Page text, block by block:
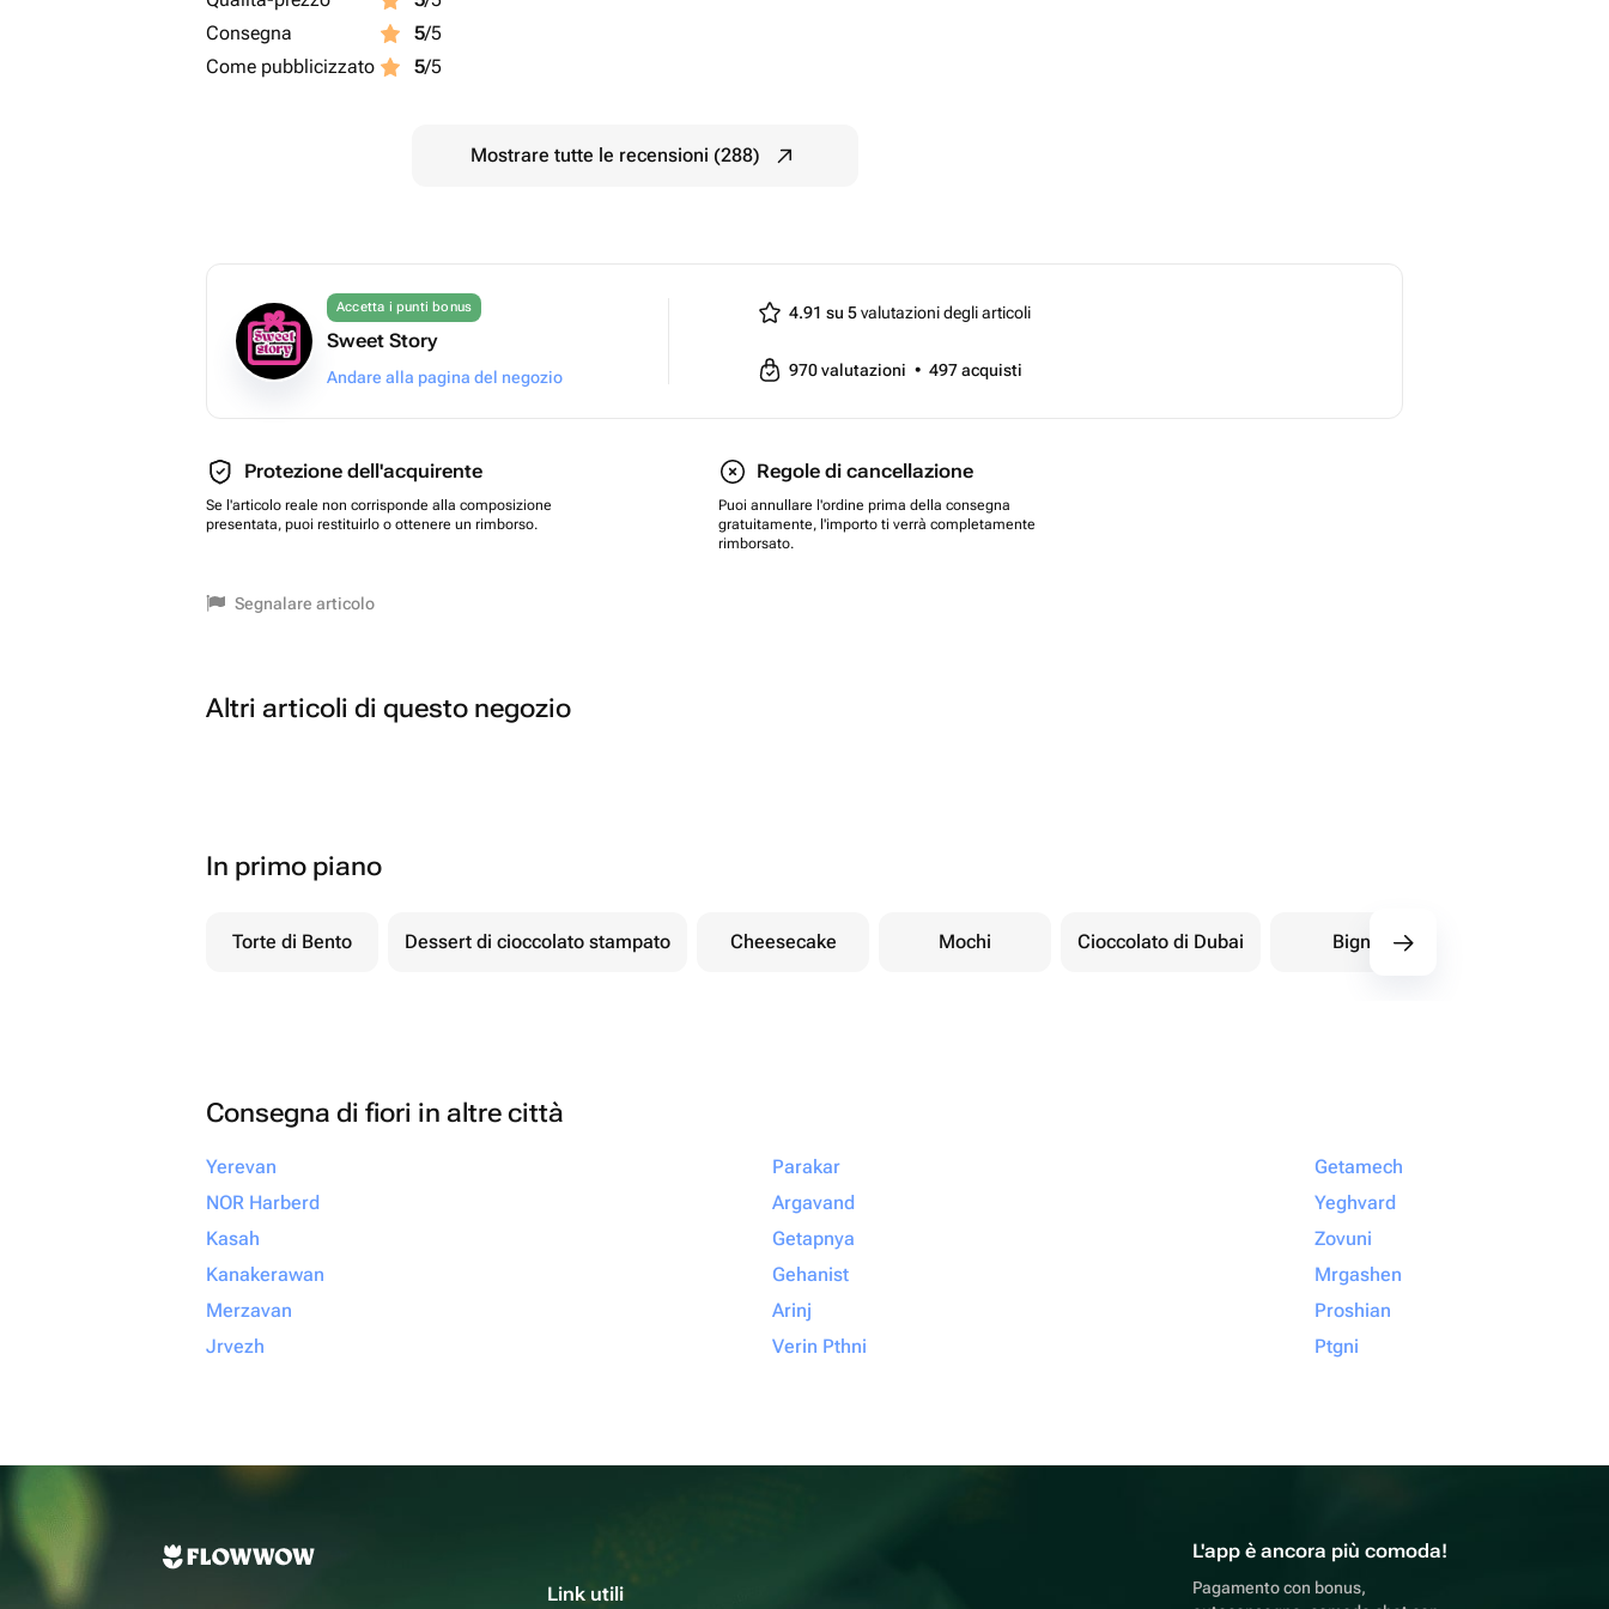
Consegna
5/5
Come pubblicizzato
5/5
Mostrare tutte le recensioni (288)
Accetta i punti bonus
Sweet Story
Andare alla pagina del negozio
4.91 su 5valutazioni degli articoli
970valutazioni • 497acquisti
Protezione dell'acquirente
Se l'articolo reale non corrisponde alla composizione
presentata, puoi restituirlo o ottenere un rimborso.
Regole di cancellazione
Puoi annullare l'ordine prima della consegna
gratuitamente, l'importo ti verrà completamente
rimborsato.
Segnalare articolo
Altri articoli di questo negozio
In primo piano
Torte di Bento Dessert di cioccolato stampato Cheesecake Mochi Cioccolato di Dubai Bignè
Consegna di fiori in altre città
Yerevan
NOR Harberd
Kasah
Kanakerawan
Merzavan
Jrvezh
Parakar
Argavand
Getapnya
Gehanist
Arinj
Verin Pthni
Getamech
Yeghvard
Zovuni
Mrgashen
Proshian
Ptgni
Link utili
L'app è ancora più comoda!
Pagamento con bonus,